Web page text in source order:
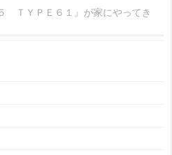
ＴＹＰＥ６１』が家にやってき